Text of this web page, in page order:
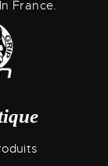
France.